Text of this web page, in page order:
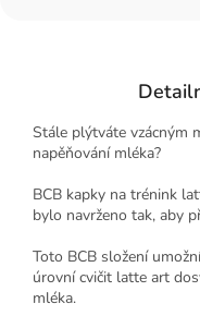
Stále plýtváte vzácným
napěňování mléka?
BCB kapky na trénink
bylo navrženo tak, aby
Toto BCB složení
úrovní cvičit latte art
mléka.